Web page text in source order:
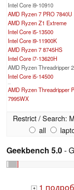
Intel Core i9-10910
AMD Ryzen 7 PRO 7840U
AMD Ryzen Z1 Extreme
Intel Core i5-13500
Intel Core i9-11900K
AMD Ryzen 7 8745HS
Intel Core i7-13620H
AMD Ryzen Threadripper
Intel Core i5-14500
...
AMD Ryzen Threadripper
7995WX
Restrict / Search:
all
Geekbench 5.0-
+ 1